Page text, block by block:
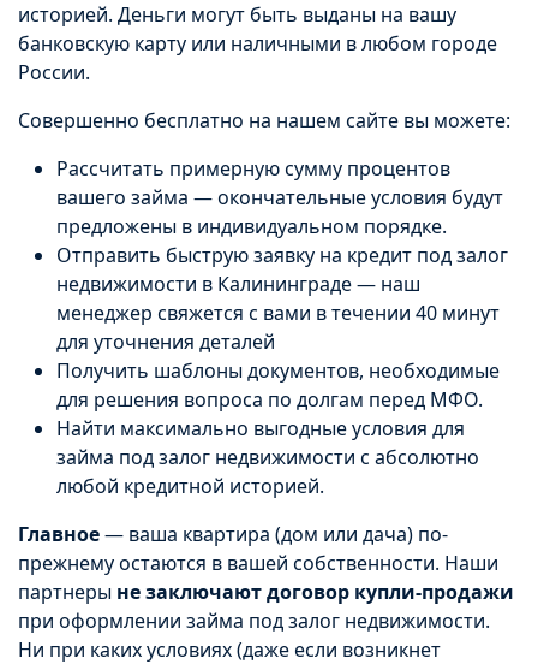
историей. Деньги могут быть выданы на вашу
банковскую карту или наличными в любом городе
России.
Совершенно бесплатно на нашем сайте вы можете:
Рассчитать примерную сумму процентов
вашего займа — окончательные условия будут
предложены в индивидуальном порядке.
Отправить быструю заявку на кредит под залог
недвижимости в Калининграде — наш
менеджер свяжется с вами в течении 40 минут
для уточнения деталей
Получить шаблоны документов, необходимые
для решения вопроса по долгам перед МФО.
Найти максимально выгодные условия для
займа под залог недвижимости с абсолютно
любой кредитной историей.
Главное— ваша квартира (дом или дача) по-
прежнему остаются в вашей собственности. Наши
партнеры не заключают договор купли-продажи
при оформлении займа под залог недвижимости.
Ни при каких условиях (даже если возникнет